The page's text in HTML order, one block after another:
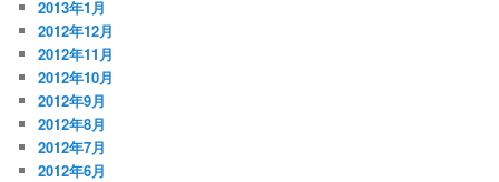
2013年1月
2012年12月
2012年11月
2012年10月
2012年9月
2012年8月
2012年7月
2012年6月